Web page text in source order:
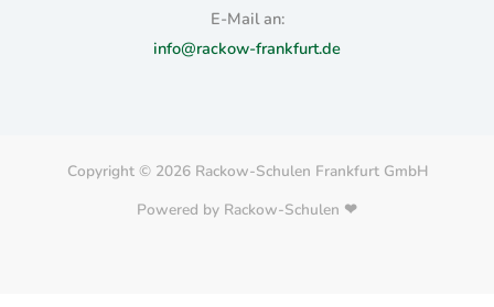
E-Mail an:
info@rackow-frankfurt.de
Copyright © 2026 Rackow-Schulen Frankfurt GmbH
Powered by Rackow-Schulen ❤